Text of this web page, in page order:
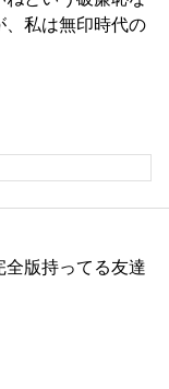
、私は無印時代の
版持ってる友達